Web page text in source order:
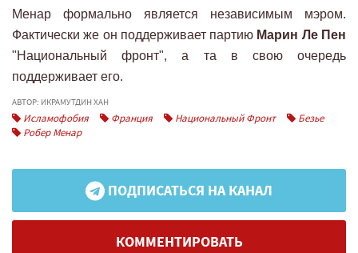
Менар формально является независимым мэром.
Фактически же он поддерживает партию Марин Ле Пен
"Национальный фронт", а та в свою очередь
поддерживает его.
АВТОР: ИКРАМУТДИН ХАН
Исламофобия Франция Национальный Фронт
Безье
Робер Менар
ПОДПИСАТЬСЯ НА КАНАЛ
КОММЕНТИРОВАТЬ